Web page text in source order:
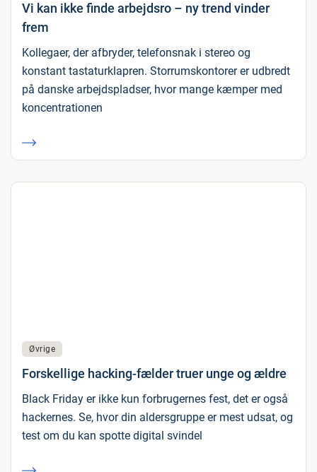
Vi kan ikke finde arbejdsro – ny trend vinder
frem
Kollegaer, der afbryder, telefonsnak i stereo og
konstant tastaturklapren. Storrumskontorer er udbredt
på danske arbejdspladser, hvor mange kæmper med
koncentrationen
Øvrige
Forskellige hacking-fælder truer unge og ældre
Black Friday er ikke kun forbrugernes fest, det er også
hackernes. Se, hvor din aldersgruppe er mest udsat, og
test om du kan spotte digital svindel